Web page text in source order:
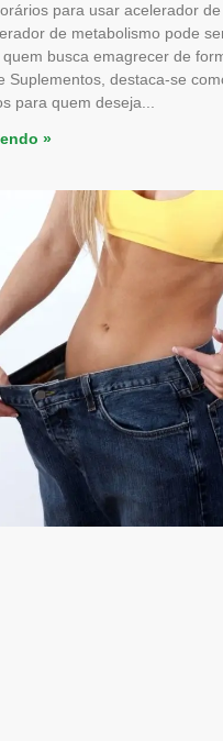
para usar acelerador
de metabolismo pode
busca emagrecer de
Suplementos, destaca-se
para quem deseja
»